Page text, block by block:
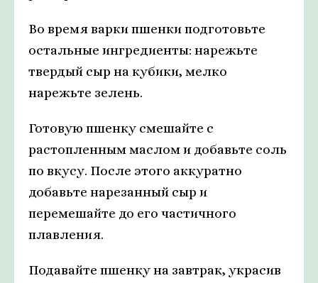
Во время варки пшенки подготовьте
остальные ингредиенты: нарежьте
твердый сыр на кубики, мелко
нарежьте зелень.
Готовую пшенку смешайте с
растопленным маслом и добавьте соль
по вкусу. После этого аккуратно
добавьте нарезанный сыр и
перемешайте до его частичного
плавления.
Подавайте пшенку на завтрак, украсив